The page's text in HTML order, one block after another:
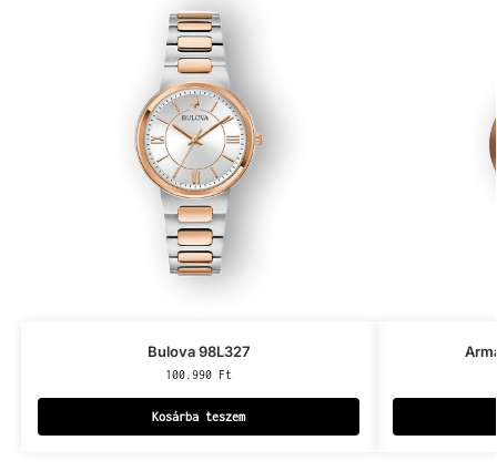
Bulova 98L327
100.990 Ft
Kosárba teszem